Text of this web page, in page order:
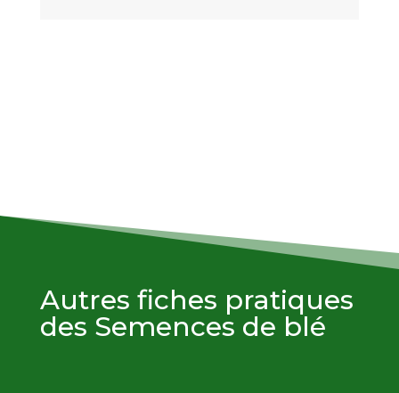
Autres fiches pratiques
des Semences de blé